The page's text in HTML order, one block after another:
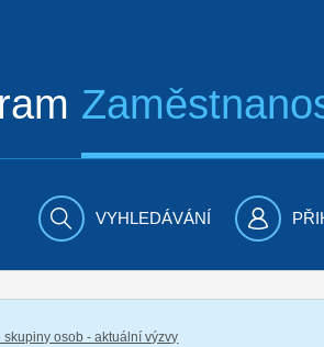
VYHLEDÁVÁNÍ
osob - aktuální výzvy